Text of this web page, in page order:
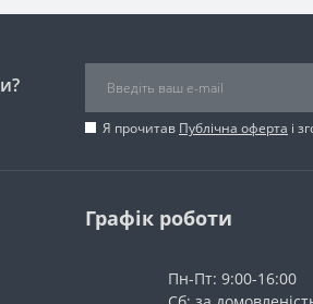
Я прочитав Публічна оферта і
Графік роботи
Пн-Пт: 9:00-16:00